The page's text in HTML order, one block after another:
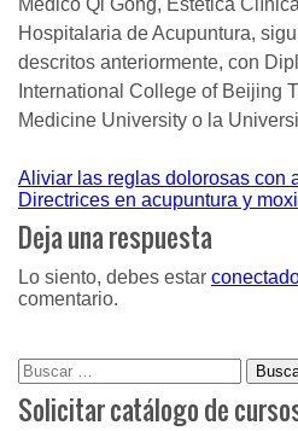
Médico Qi Gong, Estética
Hospitalaria de Acupuntura,
descritos anteriormente, con
International College of Beijing
Medicine University o la
Navegación
de
entradas
Aliviar las reglas dolorosas con
Directrices en acupuntura y
Deja una respuesta
Lo siento, debes estar
comentario.
Buscar:
Solicitar catálogo de